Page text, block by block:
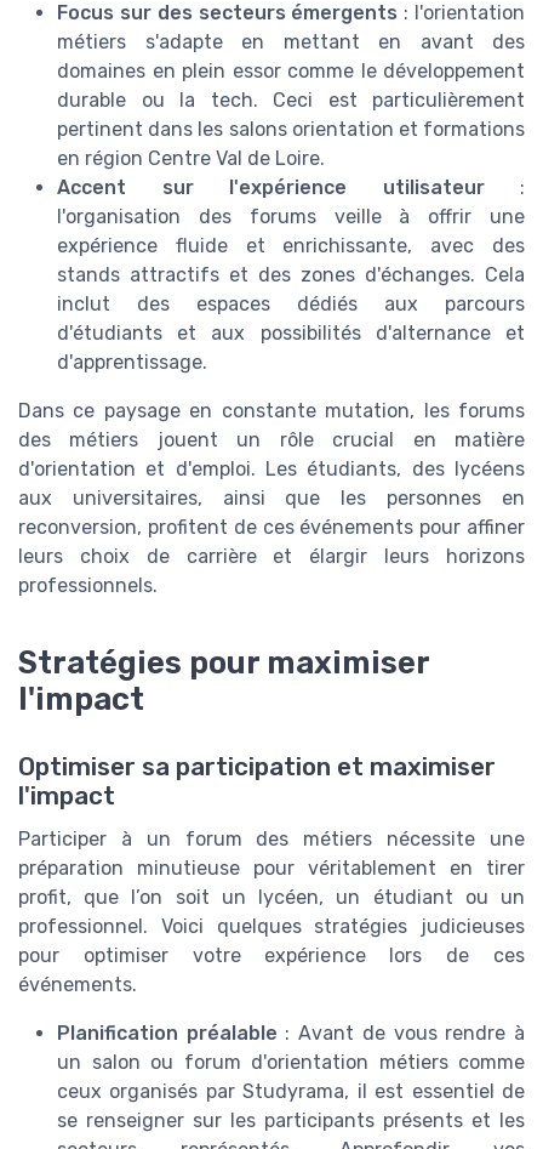
Focus sur des secteurs émergents : l'orientation
métiers s'adapte en mettant en avant des
domaines en plein essor comme le développement
durable ou la tech. Ceci est particulièrement
pertinent dans les salons orientation et formations
en région Centre Val de Loire.
Accent sur l'expérience utilisateur:
l'organisation des forums veille à offrir une
expérience fluide et enrichissante, avec des
stands attractifs et des zones d'échanges. Cela
inclut des espaces dédiés aux parcours
d'étudiants et aux possibilités d'alternance et
d'apprentissage.
Dans ce paysage en constante mutation, les forums
des métiers jouent un rôle crucial en matière
d'orientation et d'emploi. Les étudiants, des lycéens
aux universitaires, ainsi que les personnes en
reconversion, profitent de ces événements pour affiner
leurs choix de carrière et élargir leurs horizons
professionnels.
Stratégies pour maximiser
l'impact
Optimiser sa participation et maximiser
l'impact
Participer à un forum des métiers nécessite une
préparation minutieuse pour véritablement en tirer
profit, que l’on soit un lycéen, un étudiant ou un
professionnel. Voici quelques stratégies judicieuses
pour optimiser votre expérience lors de ces
événements.
Planification préalable : Avant de vous rendre à
un salon ou forum d'orientation métiers comme
ceux organisés par Studyrama, il est essentiel de
se renseigner sur les participants présents et les